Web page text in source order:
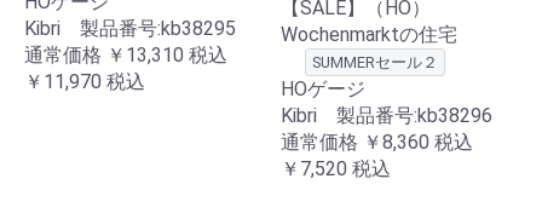
Kibri 製品番号:kb38295
通常価格 ￥13,310 税込
￥11,970 税込
【SALE】（HO）
Wochenmarktの住宅
SUMMERセール２
HOゲージ
Kibri 製品番号:kb38296
通常価格 ￥8,360 税込
￥7,520 税込